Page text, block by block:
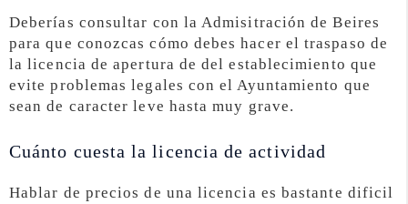
Deberías consultar con la Admisitración de Beires
para que conozcas cómo debes hacer el traspaso de
la licencia de apertura de del establecimiento que
evite problemas legales con el Ayuntamiento que
sean de caracter leve hasta muy grave.
Cuánto cuesta la licencia de actividad
Hablar de precios de una licencia es bastante dificil